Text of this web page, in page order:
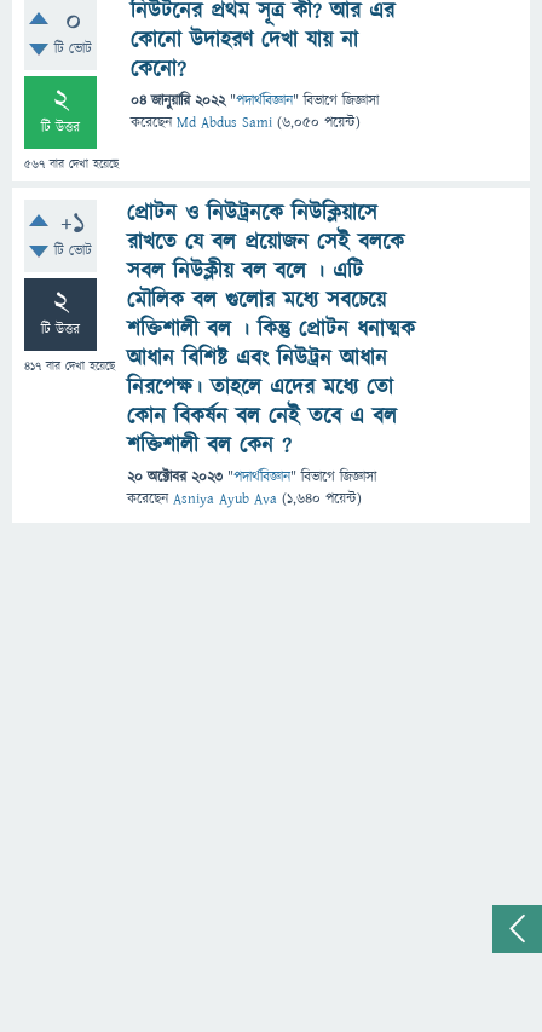
0
টি ভোট
2
টি উত্তর
567 বার দেখা হয়েছে
নিউটনের প্রথম সূত্র কী? আর এর
কোনো উদাহরণ দেখা যায় না
কেনো?
04 জানুয়ারি 2022 "পদার্থবিজ্ঞান" বিভাগে জিজ্ঞাসা
করেছেনMd Abdus Sami (6,050 পয়েন্ট)
+1
টি ভোট
2
টি উত্তর
417 বার দেখা হয়েছে
প্রোটন ও নিউট্রনকে নিউক্লিয়াসে
রাখতে যে বল প্রয়োজন সেই বলকে
সবল নিউক্লীয় বল বলে । এটি
মৌলিক বল গুলোর মধ্যে সবচেয়ে
শক্তিশালী বল । কিন্তু প্রোটন ধনাত্মক
আধান বিশিষ্ট এবং নিউট্রন আধান
নিরপেক্ষ। তাহলে এদের মধ্যে তো
কোন বিকর্ষন বল নেই তবে এ বল
শক্তিশালী বল কেন ?
20 অক্টোবর 2023 "পদার্থবিজ্ঞান" বিভাগে জিজ্ঞাসা
করেছেনAsniya Ayub Ava (1,640 পয়েন্ট)